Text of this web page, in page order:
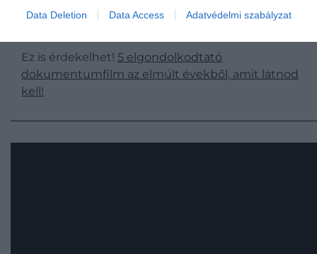
Data Deletion Data Access Adatvédelmi szabályzat
Ez is érdekelhet! 5 elgondolkodtató
dokumentumfilm az elmúlt évekből, amit látnod
kell!